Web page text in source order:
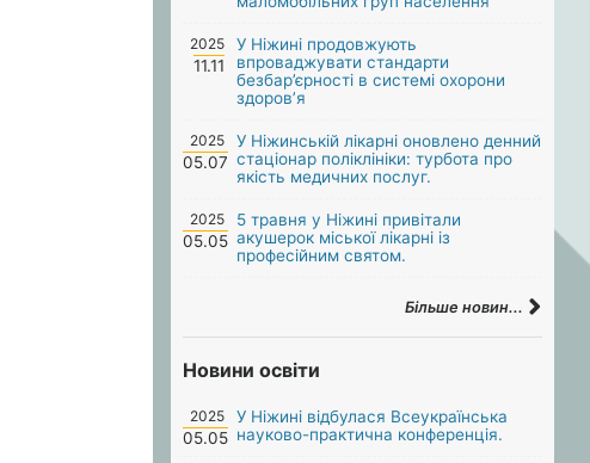
2025
11.11
У Ніжині продовжують
впроваджувати стандарти
безбар’єрності в системі охорони
здоров’я
2025
05.07
У Ніжинській лікарні оновлено денний
стаціонар поліклініки: турбота про
якість медичних послуг.
2025
05.05
5 травня у Ніжині привітали
акушерок міської лікарні із
професійним святом.
Більше новин...
Новини освіти
2025
05.05
У Ніжині відбулася Всеукраїнська
науково-практична конференція.